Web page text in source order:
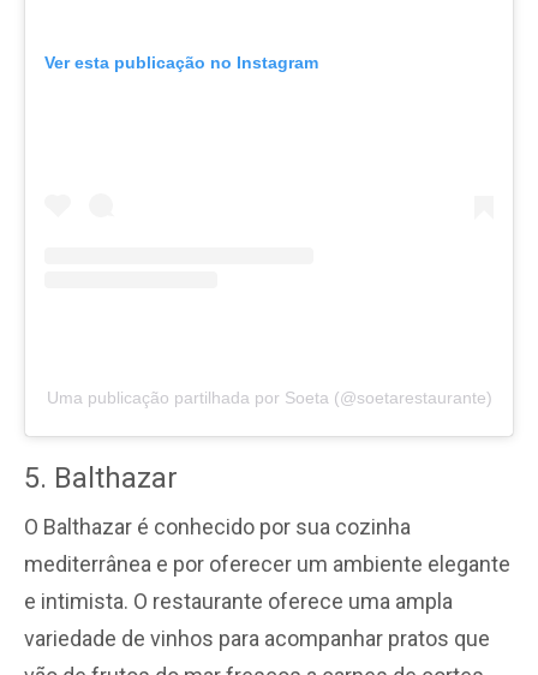
Ver esta publicação no Instagram
Uma publicação partilhada por Soeta (@soetarestaurante)
5. Balthazar
O Balthazar é conhecido por sua cozinha
mediterrânea e por oferecer um ambiente elegante
e intimista. O restaurante oferece uma ampla
variedade de vinhos para acompanhar pratos que